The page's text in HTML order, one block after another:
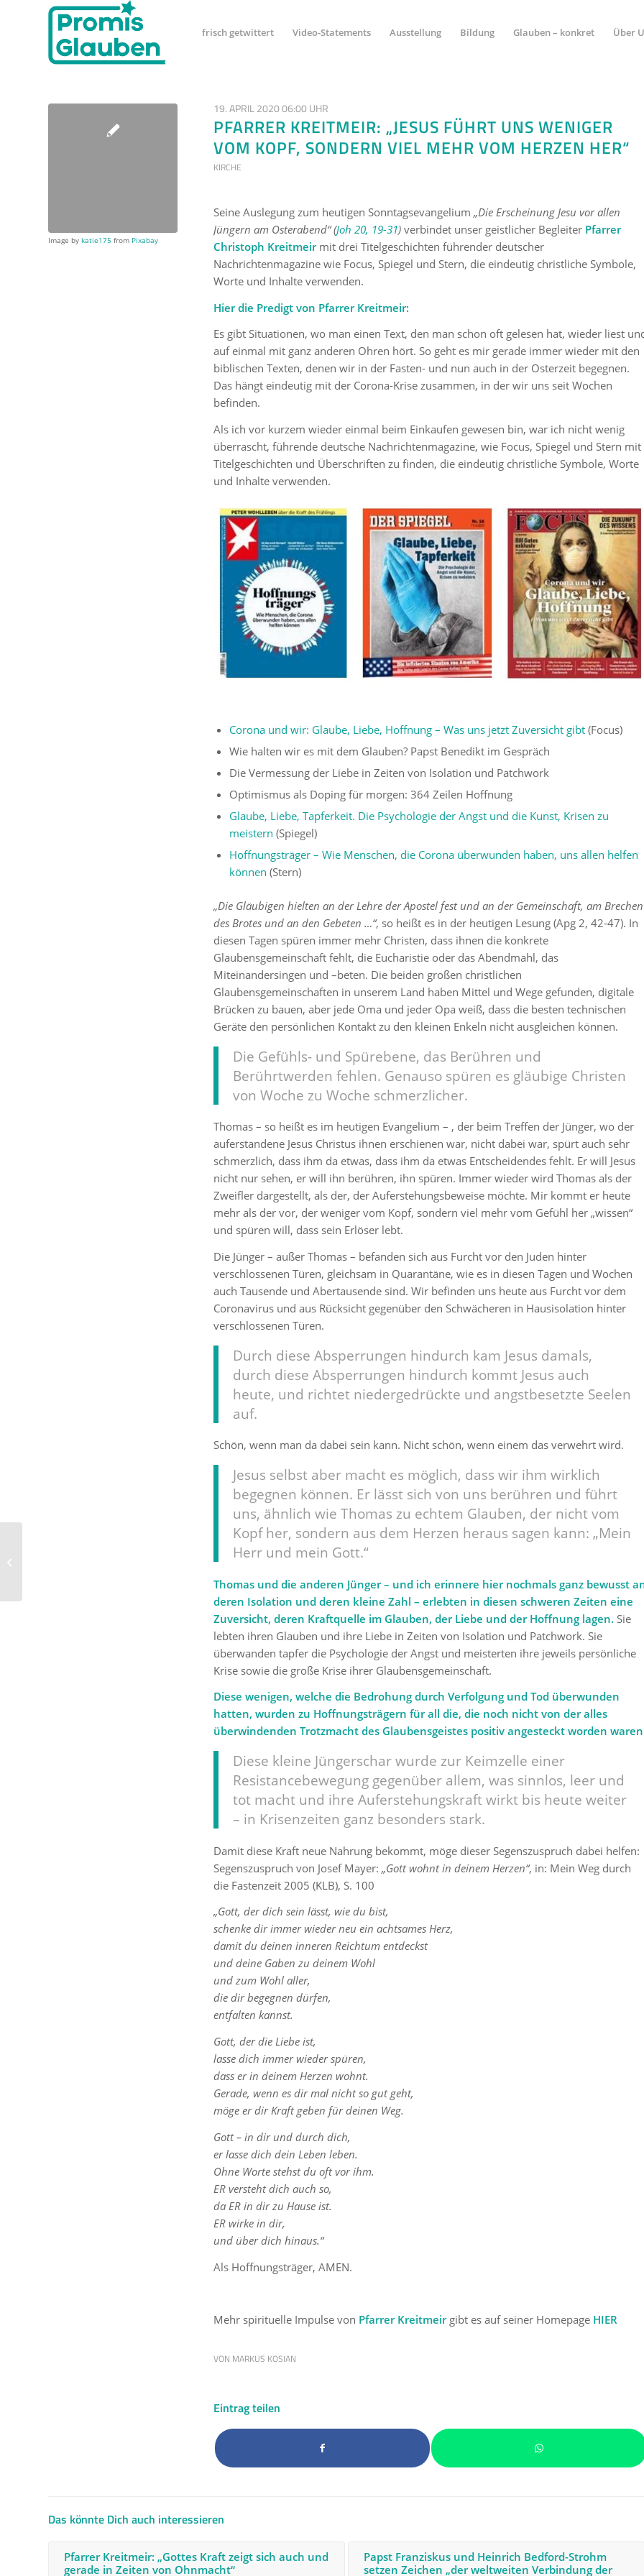
frisch getwittert Video-Statements Ausstellung Bildung Glauben – konkret Über
Image by katie175 from Pixabay
19. APRIL 2020 06:00 UHR
PFARRER KREITMEIR: „JESUS FÜHRT UNS WENIGER
VOM KOPF, SONDERN VIEL MEHR VOM HERZEN HER“
KIRCHE
Seine Auslegung zum heutigen Sonntagsevangelium „Die Erscheinung Jesu vor allen
Jüngern am Osterabend“ (Joh 20, 19-31) verbindet unser geistlicher Begleiter Pfarrer
Christoph Kreitmeirmit drei Titelgeschichten führender deutscher
Nachrichtenmagazine wie Focus, Spiegel und Stern, die eindeutig christliche Symbole,
Worte und Inhalte verwenden.
Hier die Predigt von Pfarrer Kreitmeir:
Es gibt Situationen, wo man einen Text, den man schon oft gelesen hat, wieder liest
auf einmal mit ganz anderen Ohren hört. So geht es mir gerade immer wieder mit den
biblischen Texten, denen wir in der Fasten- und nun auch in der Osterzeit begegnen.
Das hängt eindeutig mit der Corona-Krise zusammen, in der wir uns seit Wochen
befinden.
Als ich vor kurzem wieder einmal beim Einkaufen gewesen bin, war ich nicht wenig
überrascht, führende deutsche Nachrichtenmagazine, wie Focus, Spiegel und Stern mit
Titelgeschichten und Überschriften zu finden, die eindeutig christliche Symbole, Worte
und Inhalte verwenden.
Corona und wir: Glaube, Liebe, Hoffnung – Was uns jetzt Zuversicht gibt (Focus)
Wie halten wir es mit dem Glauben? Papst Benedikt im Gespräch
Die Vermessung der Liebe in Zeiten von Isolation und Patchwork
Optimismus als Doping für morgen: 364 Zeilen Hoffnung
Glaube, Liebe, Tapferkeit. Die Psychologie der Angst und die Kunst, Krisen zu
meistern (Spiegel)
Hoffnungsträger – Wie Menschen, die Corona überwunden haben, uns allen helfen
können (Stern)
„Die Gläubigen hielten an der Lehre der Apostel fest und an der Gemeinschaft, am Brechen
des Brotes und an den Gebeten …“, so heißt es in der heutigen Lesung (Apg 2, 42-47). In
diesen Tagen spüren immer mehr Christen, dass ihnen die konkrete
Glaubensgemeinschaft fehlt, die Eucharistie oder das Abendmahl, das
Miteinandersingen und –beten. Die beiden großen christlichen
Glaubensgemeinschaften in unserem Land haben Mittel und Wege gefunden, digitale
Brücken zu bauen, aber jede Oma und jeder Opa weiß, dass die besten technischen
Geräte den persönlichen Kontakt zu den kleinen Enkeln nicht ausgleichen können.
Die Gefühls- und Spürebene, das Berühren und
Berührtwerden fehlen. Genauso spüren es gläubige Christen
von Woche zu Woche schmerzlicher.
Thomas – so heißt es im heutigen Evangelium – , der beim Treffen der Jünger, wo der
auferstandene Jesus Christus ihnen erschienen war, nicht dabei war, spürt auch sehr
schmerzlich, dass ihm da etwas, dass ihm da etwas Entscheidendes fehlt. Er will Jesus
nicht nur sehen, er will ihn berühren, ihn spüren. Immer wieder wird Thomas als der
Zweifler dargestellt, als der, der Auferstehungsbeweise möchte. Mir kommt er heute
mehr als der vor, der weniger vom Kopf, sondern viel mehr vom Gefühl her „wissen“
und spüren will, dass sein Erlöser lebt.
Die Jünger – außer Thomas – befanden sich aus Furcht vor den Juden hinter
verschlossenen Türen, gleichsam in Quarantäne, wie es in diesen Tagen und Wochen
auch Tausende und Abertausende sind. Wir befinden uns heute aus Furcht vor dem
Coronavirus und aus Rücksicht gegenüber den Schwächeren in Hausisolation hinter
verschlossenen Türen.
Durch diese Absperrungen hindurch kam Jesus damals,
durch diese Absperrungen hindurch kommt Jesus auch
heute, und richtet niedergedrückte und angstbesetzte Seelen
auf.
Schön, wenn man da dabei sein kann. Nicht schön, wenn einem das verwehrt wird.
Jesus selbst aber macht es möglich, dass wir ihm wirklich
begegnen können. Er lässt sich von uns berühren und führt
uns, ähnlich wie Thomas zu echtem Glauben, der nicht vom
Kopf her, sondern aus dem Herzen heraus sagen kann: „Mein
Herr und mein Gott.“
Thomas und die anderen Jünger – und ich erinnere hier nochmals ganz bewusst
deren Isolation und deren kleine Zahl – erlebten in diesen schweren Zeiten eine
Zuversicht, deren Kraftquelle im Glauben, der Liebe und der Hoffnung lagen. Sie
lebten ihren Glauben und ihre Liebe in Zeiten von Isolation und Patchwork. Sie
überwanden tapfer die Psychologie der Angst und meisterten ihre jeweils persönliche
Krise sowie die große Krise ihrer Glaubensgemeinschaft.
Diese wenigen, welche die Bedrohung durch Verfolgung und Tod überwunden
hatten, wurden zu Hoffnungsträgern für all die, die noch nicht von der alles
überwindenden Trotzmacht des Glaubensgeistes positiv angesteckt worden
Diese kleine Jüngerschar wurde zur Keimzelle einer
Resistancebewegung gegenüber allem, was sinnlos, leer und
tot macht und ihre Auferstehungskraft wirkt bis heute weiter
– in Krisenzeiten ganz besonders stark.
Damit diese Kraft neue Nahrung bekommt, möge dieser Segenszuspruch dabei helfen:
Segenszuspruch von Josef Mayer: „Gott wohnt in deinem Herzen“, in: Mein Weg durch
die Fastenzeit 2005 (KLB), S. 100
„Gott, der dich sein lässt, wie du bist,
schenke dir immer wieder neu ein achtsames Herz,
damit du deinen inneren Reichtum entdeckst
und deine Gaben zu deinem Wohl
und zum Wohl aller,
die dir begegnen dürfen,
entfalten kannst.
Gott, der die Liebe ist,
lasse dich immer wieder spüren,
dass er in deinem Herzen wohnt.
Gerade, wenn es dir mal nicht so gut geht,
möge er dir Kraft geben für deinen Weg.
Gott – in dir und durch dich,
er lasse dich dein Leben leben.
Ohne Worte stehst du oft vor ihm.
ER versteht dich auch so,
da ER in dir zu Hause ist.
ER wirke in dir,
und über dich hinaus.“
Als Hoffnungsträger, AMEN.
Mehr spirituelle Impulse von Pfarrer Kreitmeir gibt es auf seiner Homepage HIER
VON MARKUS KOSIAN
Eintrag teilen
Das könnte Dich auch interessieren
Pfarrer Kreitmeir: „Gottes Kraft zeigt sich auch und
gerade in Zeiten von Ohnmacht“
Papst Franziskus und Heinrich Bedford-Strohm
setzen Zeichen „der weltweiten Verbindung der